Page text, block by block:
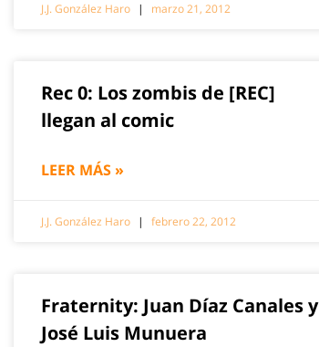
J.J. González Haro marzo 21, 2012
Rec 0: Los zombis de [REC]
llegan al comic
LEER MÁS »
J.J. González Haro febrero 22, 2012
Fraternity: Juan Díaz Canales y
José Luis Munuera